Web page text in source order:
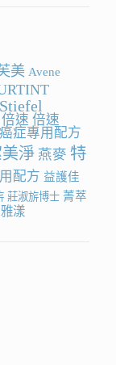
美 Avene
Stiefel
倍速 倍速
症專用配方
淨 燕麥 特
配方 益護佳
莊淑旂博士 菁萃
雅漾